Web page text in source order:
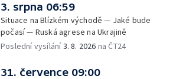
3. srpna 06:59
Situace na Blízkém východě — Jaké bude
počasí — Ruská agrese na Ukrajině
Poslední vysílání3. 8. 2026 na ČT24
31. července 09:00